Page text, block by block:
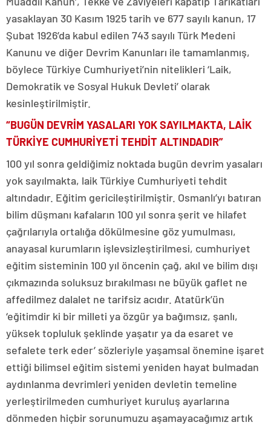
yasaklayan 30 Kasım 1925 tarih ve 677 sayılı kanun, 17
Şubat 1926’da kabul edilen 743 sayılı Türk Medeni
Kanunu ve diğer Devrim Kanunları ile tamamlanmış,
böylece Türkiye Cumhuriyeti’nin nitelikleri ‘Laik,
Demokratik ve Sosyal Hukuk Devleti’ olarak
kesinleştirilmiştir.
“BUGÜN DEVRİM YASALARI YOK SAYILMAKTA, LAİK
TÜRKİYE CUMHURİYETİ TEHDİT ALTINDADIR”
100 yıl sonra geldiğimiz noktada bugün devrim yasaları
yok sayılmakta, laik Türkiye Cumhuriyeti tehdit
altındadır. Eğitim gericileştirilmiştir. Osmanlı’yı batıran
bilim düşmanı kafaların 100 yıl sonra şerit ve hilafet
çağrılarıyla ortalığa dökülmesine göz yumulması,
anayasal kurumların işlevsizleştirilmesi, cumhuriyet
eğitim sisteminin 100 yıl öncenin çağ, akıl ve bilim dışı
çıkmazında soluksuz bırakılması ne büyük gaflet ne
affedilmez dalalet ne tarifsiz acıdır. Atatürk’ün
‘eğitimdir ki bir milleti ya özgür ya bağımsız, şanlı,
yüksek topluluk şeklinde yaşatır ya da esaret ve
sefalete terk eder’ sözleriyle yaşamsal önemine işaret
ettiği bilimsel eğitim sistemi yeniden hayat bulmadan
aydınlanma devrimleri yeniden devletin temeline
yerleştirilmeden cumhuriyet kuruluş ayarlarına
dönmeden hiçbir sorunumuzu aşamayacağımız artık